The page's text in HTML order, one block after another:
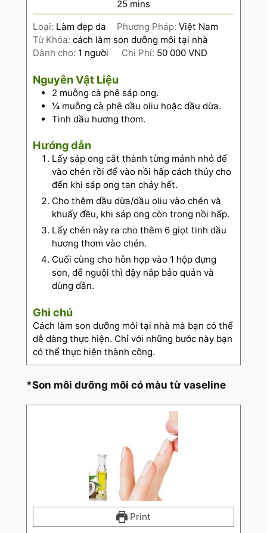
25 mins
Loại: Làm đẹp da Phương Pháp: Việt Nam
Từ Khóa: cách làm son dưỡng môi tại nhà
Dành cho: 1 người Chi Phí: 50 000 VND
Nguyên Vật Liệu
2 muỗng cà phê sáp ong.
¼ muỗng cà phê dầu oliu hoặc dầu dừa.
Tinh dầu hương thơm.
Hướng dẫn
Lấy sáp ong cắt thành từng mảnh nhỏ để
vào chén rồi để vào nồi hấp cách thủy cho
đến khi sáp ong tan chảy hết.
Cho thêm dầu dừa/dầu oliu vào chén và
khuấy đều, khi sáp ong còn trong nồi hấp.
Lấy chén này ra cho thêm 6 giọt tinh dầu
hương thơm vào chén.
Cuối cùng cho hỗn hợp vào 1 hộp đựng
son, để nguội thì đậy nắp bảo quản và
dùng dần.
Ghi chú
Cách làm son dưỡng môi tại nhà mà bạn có thể
dễ dàng thực hiện. Chỉ với những bước này bạn
có thể thực hiện thành công.
*Son môi dưỡng môi có màu từ vaseline
Print